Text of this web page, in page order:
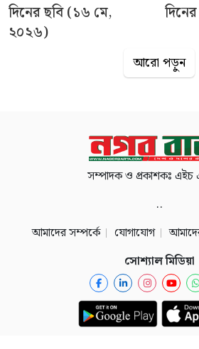
দিনের ছবি (১৬ মে,
২০২৬)
আরো পড়ুন
সম্পাদক ও প্রকাশকঃ এইচ
..
আমাদের সম্পর্কে
যোগাযোগ
সোশ্যাল মিডিয়া